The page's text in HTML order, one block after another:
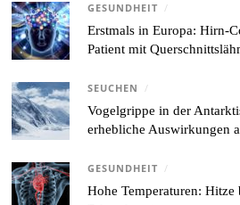
GESUNDHEIT /
Erstmals in Europa: Hirn-
Patient mit
SEUCHEN /
Vogelgrippe in der
erhebliche Auswirkungen
GESUNDHEIT /
Hohe Temperaturen: